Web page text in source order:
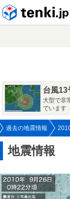
台風13
大型で非
でいます
過去の地震情報
地震情報